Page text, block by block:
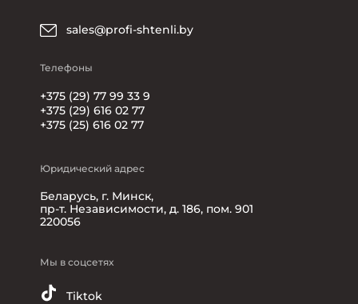
sales@profi-shtenli.by
Телефоны
+375 (29) 77 99 33 9
+375 (29) 616 02 77
+375 (25) 616 02 77
Юридический адрес
Беларусь, г. Минск,
пр-т. Независимости, д. 186, пом. 901
220056
Мы в соцсетях
Tiktok